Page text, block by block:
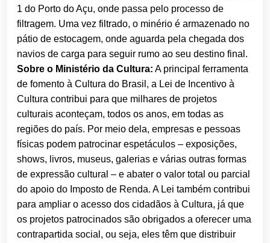
1 do Porto do Açu, onde passa pelo processo de
filtragem. Uma vez filtrado, o minério é armazenado no
pátio de estocagem, onde aguarda pela chegada dos
navios de carga para seguir rumo ao seu destino final.
Sobre o Ministério da Cultura: A principal ferramenta
de fomento à Cultura do Brasil, a Lei de Incentivo à
Cultura contribui para que milhares de projetos
culturais aconteçam, todos os anos, em todas as
regiões do país. Por meio dela, empresas e pessoas
físicas podem patrocinar espetáculos – exposições,
shows, livros, museus, galerias e várias outras formas
de expressão cultural – e abater o valor total ou parcial
do apoio do Imposto de Renda. A Lei também contribui
para ampliar o acesso dos cidadãos à Cultura, já que
os projetos patrocinados são obrigados a oferecer uma
contrapartida social, ou seja, eles têm que distribuir